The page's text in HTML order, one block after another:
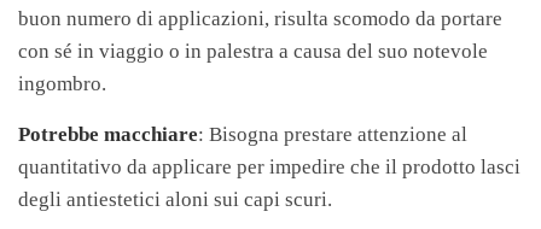
buon numero di applicazioni, risulta scomodo da portare
con sé in viaggio o in palestra a causa del suo notevole
ingombro.
Potrebbe macchiare: Bisogna prestare attenzione al
quantitativo da applicare per impedire che il prodotto lasci
degli antiestetici aloni sui capi scuri.